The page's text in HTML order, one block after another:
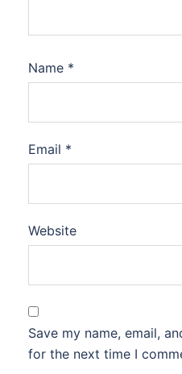
Name *
Email *
Website
Save my name, email,
for the next time I